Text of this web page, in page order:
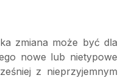
zmiana może być dla
nowe lub nietypowe
z nieprzyjemnym